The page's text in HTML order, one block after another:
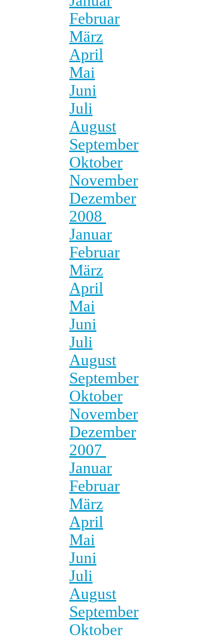
Februar
März
April
Mai
Juni
Juli
August
September
Oktober
November
Dezember
2008
Januar
Februar
März
April
Mai
Juni
Juli
August
September
Oktober
November
Dezember
2007
Januar
Februar
März
April
Mai
Juni
Juli
August
September
Oktober